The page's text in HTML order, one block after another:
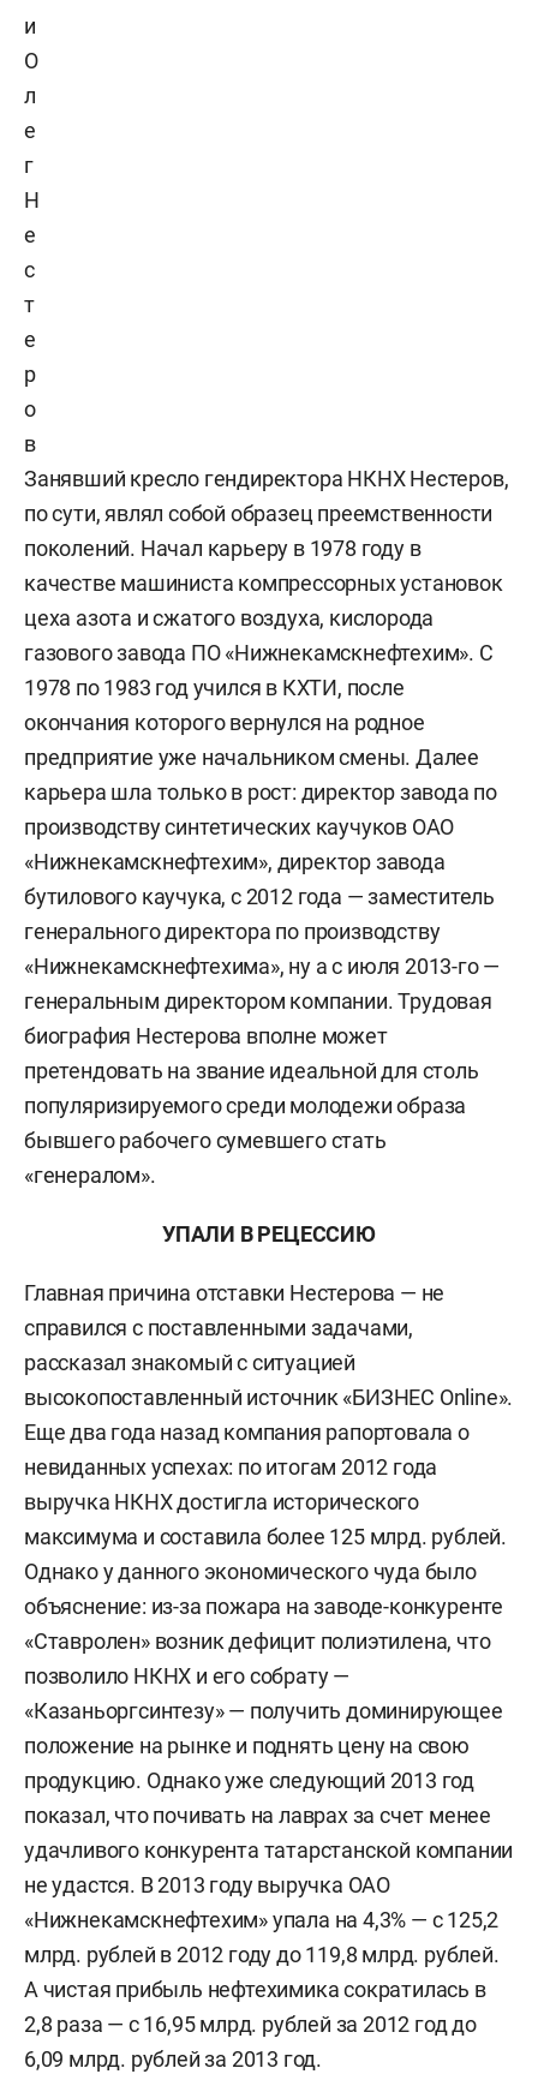
и
О
л
е
г
Н
е
с
т
е
р
о
в
Занявший кресло гендиректора НКНХ Нестеров,
по сути, являл собой образец преемственности
поколений. Начал карьеру в 1978 году в
качестве машиниста компрессорных установок
цеха азота и сжатого воздуха, кислорода
газового завода ПО «Нижнекамскнефтехим». С
1978 по 1983 год учился в КХТИ, после
окончания которого вернулся на родное
предприятие уже начальником смены. Далее
карьера шла только в рост: директор завода по
производству синтетических каучуков ОАО
«Нижнекамскнефтехим», директор завода
бутилового каучука, с 2012 года — заместитель
генерального директора по производству
«Нижнекамскнефтехима», ну а с июля 2013-го —
генеральным директором компании. Трудовая
биография Нестерова вполне может
претендовать на звание идеальной для столь
популяризируемого среди молодежи образа
бывшего рабочего сумевшего стать
«генералом».
УПАЛИ В РЕЦЕССИЮ
Главная причина отставки Нестерова — не
справился с поставленными задачами,
рассказал знакомый с ситуацией
высокопоставленный источник «БИЗНЕС Online».
Еще два года назад компания рапортовала о
невиданных успехах: по итогам 2012 года
выручка НКНХ достигла исторического
максимума и составила более 125 млрд. рублей.
Однако у данного экономического чуда было
объяснение: из-за пожара на заводе-конкуренте
«Ставролен» возник дефицит полиэтилена, что
позволило НКНХ и его собрату —
«Казаньоргсинтезу» — получить доминирующее
положение на рынке и поднять цену на свою
продукцию. Однако уже следующий 2013 год
показал, что почивать на лаврах за счет менее
удачливого конкурента татарстанской компании
не удастся. В 2013 году выручка ОАО
«Нижнекамскнефтехим» упала на 4,3% — с 125,2
млрд. рублей в 2012 году до 119,8 млрд. рублей.
А чистая прибыль нефтехимика сократилась в
2,8 раза — с 16,95 млрд. рублей за 2012 год до
6,09 млрд. рублей за 2013 год.